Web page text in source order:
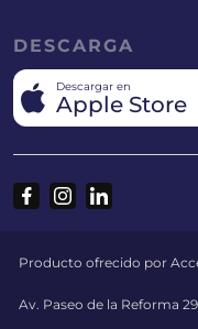
DESCARGA
Descargar en
Apple Store
Producto ofrecido por
Av. Paseo de la Reforma